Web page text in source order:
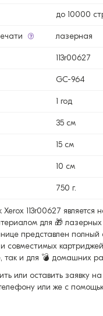
до 10000
лазерная
113r00627
GC-964
1 год
35 см
15 см
10 см
750 г.
Xerox 113r00627
для 🎁 лазерных
представлен полный
совместимых
так и для 💣 домашних
или оставить заявку
или же с